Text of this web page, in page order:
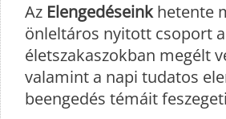
Az Elengedéseinkhetente
önleltáros nyitott csoport
életszakaszokban megélt
valamint a napi tudatos
beengedés témáit